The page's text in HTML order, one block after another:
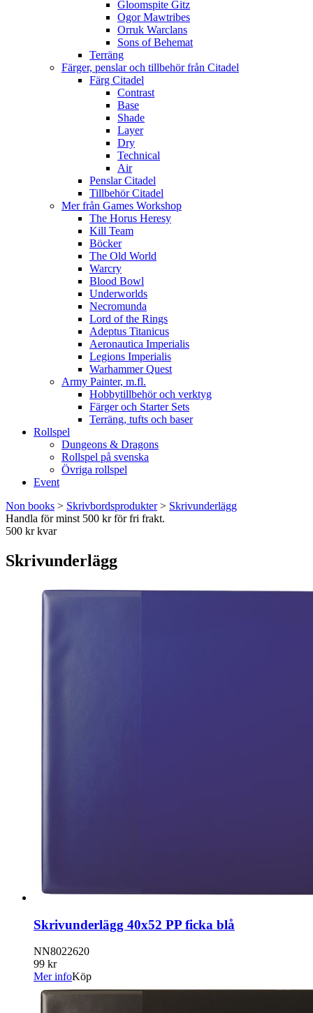
Gloomspite Gitz
Ogor Mawtribes
Orruk Warclans
Sons of Behemat
Terräng
Färger, penslar och tillbehör från Citadel
Färg Citadel
Contrast
Base
Shade
Layer
Dry
Technical
Air
Penslar Citadel
Tillbehör Citadel
Mer från Games Workshop
The Horus Heresy
Kill Team
Böcker
The Old World
Warcry
Blood Bowl
Underworlds
Necromunda
Lord of the Rings
Adeptus Titanicus
Aeronautica Imperialis
Legions Imperialis
Warhammer Quest
Army Painter, m.fl.
Hobbytillbehör och verktyg
Färger och Starter Sets
Terräng, tufts och baser
Rollspel
Dungeons & Dragons
Rollspel på svenska
Övriga rollspel
Event
Non books > Skrivbordsprodukter> Skrivunderlägg
Handla för minst 500 kr för fri frakt.
500 kr kvar
Skrivunderlägg
Skrivunderlägg 40x52 PP ficka blå
NN8022620
99 kr
Mer infoKöp